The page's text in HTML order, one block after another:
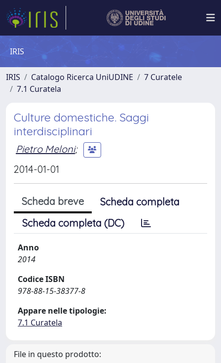
IRIS
IRIS Catalogo Ricerca UniUDINE
7 Curatele
7.1 Curatela
Culture domestiche. Saggi
interdisciplinari
Pietro Meloni;
2014-01-01
Scheda breve
Scheda completa
Scheda completa (DC)
Anno
2014
Codice ISBN
978-88-15-38377-8
Appare nelle tipologie:
7.1 Curatela
File in questo prodotto: